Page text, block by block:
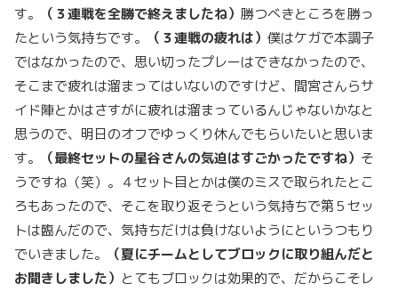
す。
（３連戦を全勝で終えましたね） 勝つべきところを勝っ
たという気持ちです。
（３連戦の疲れは） 僕はケガで本調子
ではなかったので、思い切ったプレーはできなかったので、
そこまで疲れは溜まってはいないのですけど、間宮さんらサ
イド陣とかはさすがに疲れは溜まっているんじゃないかなと
思うので、明日のオフでゆっくり休んでもらいたいと思いま
す。
（最終セットの星谷さんの気迫はすごかったですね） そ
うですね（笑）。４セット目とかは僕のミスで取られたとこ
ろもあったので、そこを取り返そうという気持ちで第５セッ
トは臨んだので、気持ちだけは負けないようにというつもり
でいきました。
（夏にチームとしてブロックに取り組んだと
お聞きしました） とてもブロックは効果的で、だからこそレ